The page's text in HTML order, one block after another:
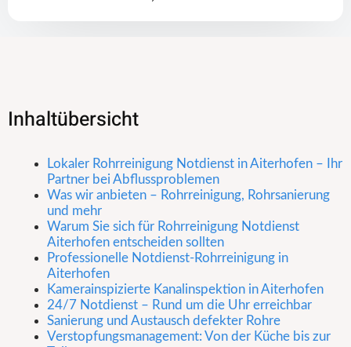
Inhaltübersicht
Lokaler Rohrreinigung Notdienst in Aiterhofen – Ihr
Partner bei Abflussproblemen
Was wir anbieten – Rohrreinigung, Rohrsanierung
und mehr
Warum Sie sich für Rohrreinigung Notdienst
Aiterhofen entscheiden sollten
Professionelle Notdienst-Rohrreinigung in
Aiterhofen
Kamerainspizierte Kanalinspektion in Aiterhofen
24/7 Notdienst – Rund um die Uhr erreichbar
Sanierung und Austausch defekter Rohre
Verstopfungsmanagement: Von der Küche bis zur